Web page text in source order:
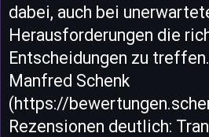
dabei, auch bei
Herausforderungen die
Entscheidungen zu
Manfred Schenk
(https://
Rezensionen deutlich: